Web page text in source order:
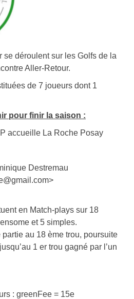
se déroulent sur les Golfs de la
Aller-Retour.
de 7 joueurs dont 1
pour finir la saison :
accueille La Roche Posay
Destremau
en Match-plays sur 18
et 5 simples.
partie au 18 ème trou, poursuite
1 er trou gagné par l’un
: greenFee = 15e